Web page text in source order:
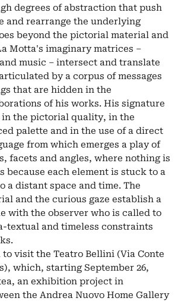
degrees of abstraction that push
and rearrange the underlying
beyond the pictorial material and
Motta's imaginary matrices –
music – intersect and translate
by a corpus of messages
that are hidden in the
of his works. His signature
the pictorial quality, in the
palette and in the use of a direct
from which emerges a play of
facets and angles, where nothing is
because each element is stuck to a
a distant space and time. The
and the curious gaze establish a
with the observer who is called to
textual and timeless constraints
to visit the Teatro Bellini (Via Conte
which, starting September 26,
an exhibition project in
the Andrea Nuovo Home Gallery